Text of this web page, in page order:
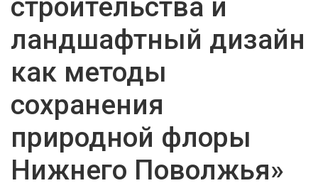
строительства и
ландшафтный дизайн
как методы
сохранения
природной флоры
Нижнего Поволжья»